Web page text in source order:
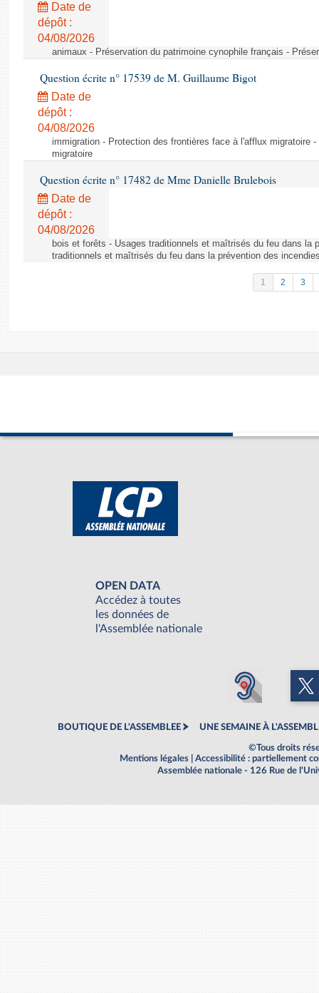
Date de
dépôt :
04/08/2026
animaux - Préservation du patrimoine cynophile français -
Question écrite n° 17539 de M. Guillaume Bigot
Date de
dépôt :
04/08/2026
immigration - Protection des frontières face à l'afflux migratoire
migratoire
Question écrite n° 17482 de Mme Danielle Brulebois
Date de
dépôt :
04/08/2026
bois et forêts - Usages traditionnels et maîtrisés du feu dans la
traditionnels et maîtrisés du feu dans la prévention des
1 2 3
OPEN DATA
Accédez à toutes
les données de
l'Assemblée nationale
BOUTIQUE DE L'ASSEMBLEE UNE SEMAINE À
©Tous droits
Mentions légales
Accessibilité : partiellement
Assemblée nationale - 126 Rue de